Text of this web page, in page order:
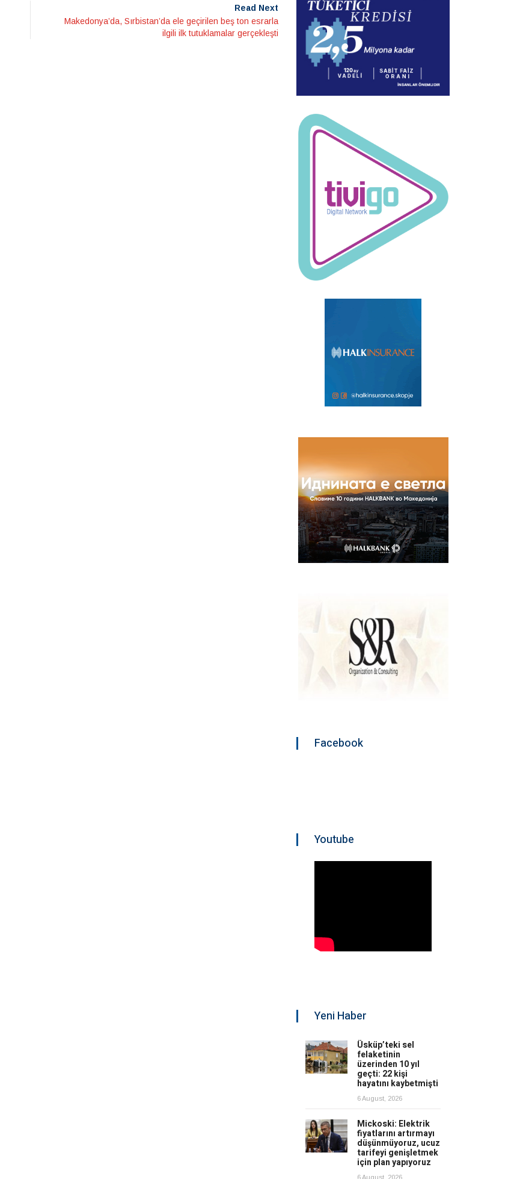
Read Next
Makedonya’da, Sırbistan’da ele geçirilen beş ton esrarla
ilgili ilk tutuklamalar gerçekleşti
Facebook
Youtube
Yeni Haber
Üsküp’teki sel
felaketinin
üzerinden 10 yıl
geçti: 22 kişi
hayatını kaybetmişti
6 August, 2026
Mickoski: Elektrik
fiyatlarını artırmayı
düşünmüyoruz, ucuz
tarifeyi genişletmek
için plan yapıyoruz
6 August, 2026